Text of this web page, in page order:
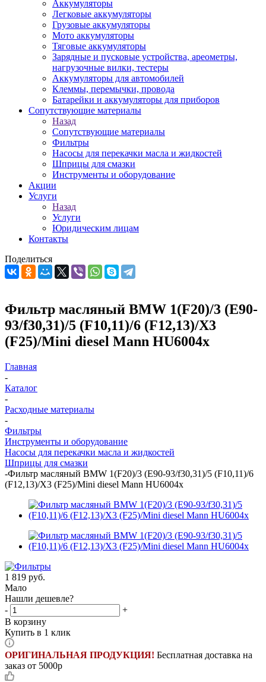
Аккумуляторы
Легковые аккумуляторы
Грузовые аккумуляторы
Мото аккумуляторы
Тяговые аккумуляторы
Зарядные и пусковые устройства, ареометры,
нагрузочные вилки, тестеры
Аккумуляторы для автомобилей
Клеммы, перемычки, провода
Батарейки и аккумуляторы для приборов
Сопутствующие материалы
Назад
Сопутствующие материалы
Фильтры
Насосы для перекачки масла и жидкостей
Шприцы для смазки
Инструменты и оборудование
Акции
Услуги
Назад
Услуги
Юридическим лицам
Контакты
Поделиться
Фильтр масляный BMW 1(F20)/3 (E90-
93/f30,31)/5 (F10,11)/6 (F12,13)/X3
(F25)/Mini diesel Mann HU6004x
Главная
-
Каталог
-
Расходные материалы
-
Фильтры
Инструменты и оборудование
Насосы для перекачки масла и жидкостей
Шприцы для смазки
-Фильтр масляный BMW 1(F20)/3 (E90-93/f30,31)/5 (F10,11)/6
(F12,13)/X3 (F25)/Mini diesel Mann HU6004x
1 819 руб.
Мало
Нашли дешевле?
-
+
В корзину
Купить в 1 клик
ОРИГИНАЛЬНАЯ ПРОДУКЦИЯ! Бесплатная доставка на
заказ от 5000р